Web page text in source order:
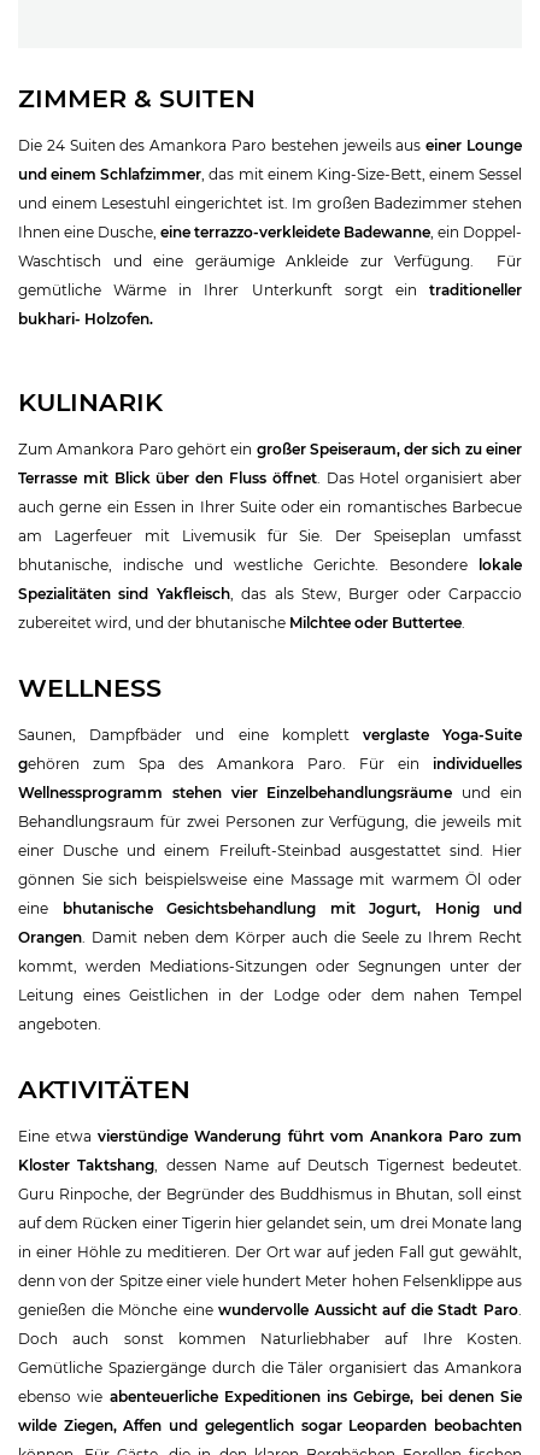
ZIMMER & SUITEN
Die 24 Suiten des Amankora Paro bestehen jeweils auseiner Lounge
und einem Schlafzimmer , das mit einem King-Size-Bett, einem Sessel
und einem Lesestuhl eingerichtet ist. Im großen Badezimmer stehen
Ihnen eine Dusche, eine terrazzo-verkleidete Badewanne , ein Doppel-
Waschtisch und eine geräumige Ankleide zur Verfügung. Für
gemütliche Wärme in Ihrer Unterkunft sorgt ein traditioneller
bukhari- Holzofen.
KULINARIK
Zum Amankora Paro gehört ein großer Speiseraum, der sich zu einer
Terrasse mit Blick über den Fluss öffnet. Das Hotel organisiert aber
auch gerne ein Essen in Ihrer Suite oder ein romantisches Barbecue
am Lagerfeuer mit Livemusik für Sie. Der Speiseplan umfasst
bhutanische, indische und westliche Gerichte. Besondere lokale
Spezialitäten sind Yakfleisch, das als Stew, Burger oder Carpaccio
zubereitet wird, und der bhutanische Milchtee oder Buttertee
WELLNESS
Saunen, Dampfbäder und eine komplett verglaste Yoga-Suite
gehören zum Spa des Amankora Paro. Für ein individuelles
Wellnessprogramm stehen vier Einzelbehandlungsräume und ein
Behandlungsraum für zwei Personen zur Verfügung, die jeweils mit
einer Dusche und einem Freiluft-Steinbad ausgestattet sind. Hier
gönnen Sie sich beispielsweise eine Massage mit warmem Öl oder
eine bhutanische Gesichtsbehandlung mit Jogurt, Honig und
Orangen . Damit neben dem Körper auch die Seele zu Ihrem Recht
kommt, werden Mediations-Sitzungen oder Segnungen unter der
Leitung eines Geistlichen in der Lodge oder dem nahen Tempel
angeboten.
AKTIVITÄTEN
Eine etwavierstündige Wanderung führt vom Anankora Paro zum
Kloster Taktshang , dessen Name auf Deutsch Tigernest bedeutet.
Guru Rinpoche, der Begründer des Buddhismus in Bhutan, soll einst
auf dem Rücken einer Tigerin hier gelandet sein, um drei Monate lang
in einer Höhle zu meditieren. Der Ort war auf jeden Fall gut gewählt,
denn von der Spitze einer viele hundert Meter hohen Felsenklippe aus
genießen die Mönche einewundervolle Aussicht auf die Stadt Paro
Doch auch sonst kommen Naturliebhaber auf Ihre Kosten.
Gemütliche Spaziergänge durch die Täler organisiert das Amankora
ebenso wie abenteuerliche Expeditionen ins Gebirge, bei denen Sie
wilde Ziegen, Affen und gelegentlich sogar Leoparden beobachten